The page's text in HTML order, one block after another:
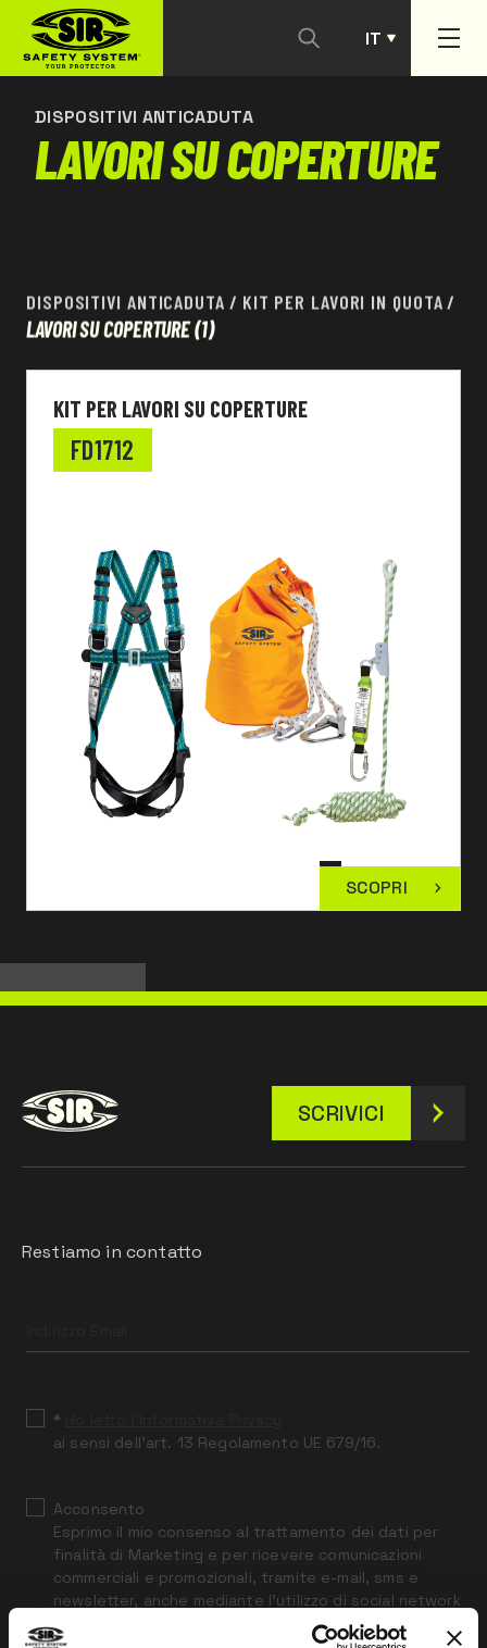
IT
PT
DISPOSITIVI ANTICADUTA
LAVORI SU COPERTURE
DISPOSITIVI ANTICADUTA / KIT PER LAVORI IN QUOTA /
LAVORI SU COPERTURE(1)
KIT PER LAVORI SU COPERTURE
FD1712
SCOPRI
SCRIVICI
Restiamo in contatto
field
*
ai sensi dell’art. 13 Regolamento UE 679/16.
Acconsento
Esprimo il mio consenso al trattamento dei dati per
finalità di Marketing e per ricevere comunicazioni
commerciali e promozionali, tramite e-mail, sms e
newsletter, anche mediante l’utilizzo di social network
CONTATTACI